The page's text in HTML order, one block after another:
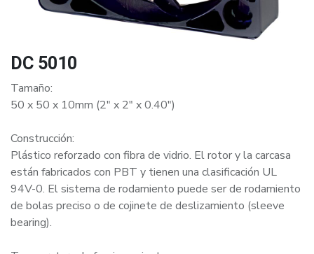
DC 5010
Tamaño:
50 x 50 x 10mm (2" x 2" x 0.40")
Construcción:
Plástico reforzado con fibra de vidrio. El rotor y la carcasa
están fabricados con PBT y tienen una clasificación UL
94V-0. El sistema de rodamiento puede ser de rodamiento
de bolas preciso o de cojinete de deslizamiento (sleeve
bearing).